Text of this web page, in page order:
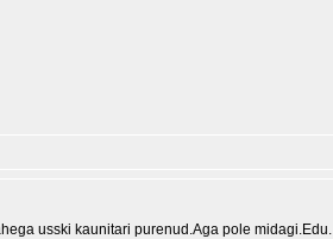
usski kaunitari purenud.Aga pole midagi.Edu.